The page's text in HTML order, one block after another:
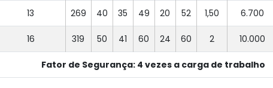
13 269 40 35 49 20 52 1,50 6.700
16 319 50 41 60 24 60 2 10.000
Fator de Segurança: 4 vezes a carga de trabalho